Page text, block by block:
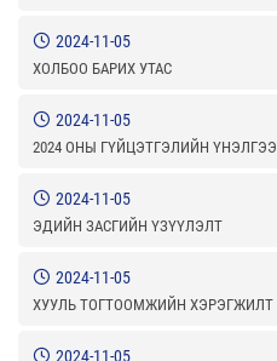
2024-11-05
ХОЛБОО БАРИХ УТАС
2024-11-05
2024 ОНЫ ГҮЙЦЭТГЭЛИЙН ҮНЭЛГЭЭ
2024-11-05
ЭДИЙН ЗАСГИЙН ҮЗҮҮЛЭЛТ
2024-11-05
ХУУЛЬ ТОГТООМЖИЙН ХЭРЭГЖИЛТ
2024-11-05